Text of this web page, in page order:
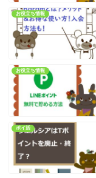
お役立ち情報
お役立ち情報
ポイ活